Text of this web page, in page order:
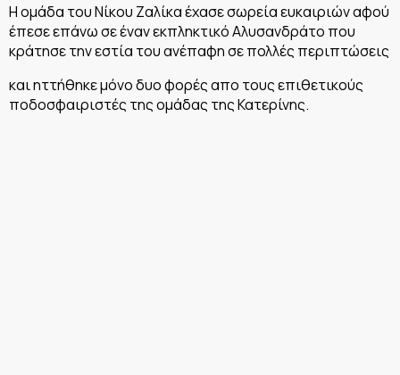
Η ομάδα του Νίκου Ζαλίκα έχασε σωρεία ευκαιριών αφού
έπεσε επάνω σε έναν εκπληκτικό Αλυσανδράτο που
κράτησε την εστία του ανέπαφη σε πολλές περιπτώσεις
και ηττήθηκε μόνο δυο φορές απο τους επιθετικούς
ποδοσφαιριστές της ομάδας της Κατερίνης.